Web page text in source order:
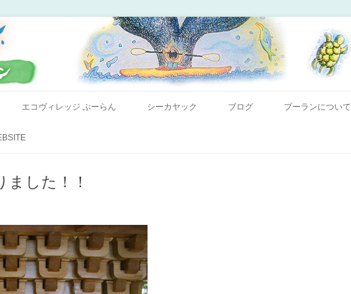
ン｜小笠原父島 シーカヤック 宿
エコヴィレッジ ぷーらん シーカヤック ブログ プーランについて
ました！！